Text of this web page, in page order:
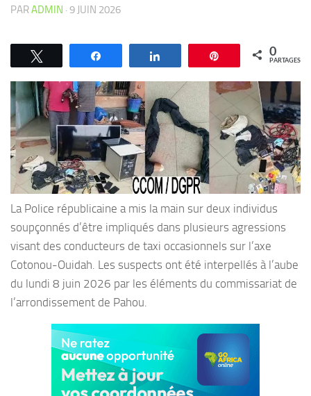
PARADMIN · 9 JUIN 2026
Épingle 0
PARTAGES
La Police républicaine a mis la main sur deux individus
soupçonnés d’être impliqués dans plusieurs agressions
visant des conducteurs de taxi occasionnels sur l’axe
Cotonou-Ouidah. Les suspects ont été interpellés à l’aube
du lundi 8 juin 2026 par les éléments du commissariat de
l’arrondissement de Pahou.